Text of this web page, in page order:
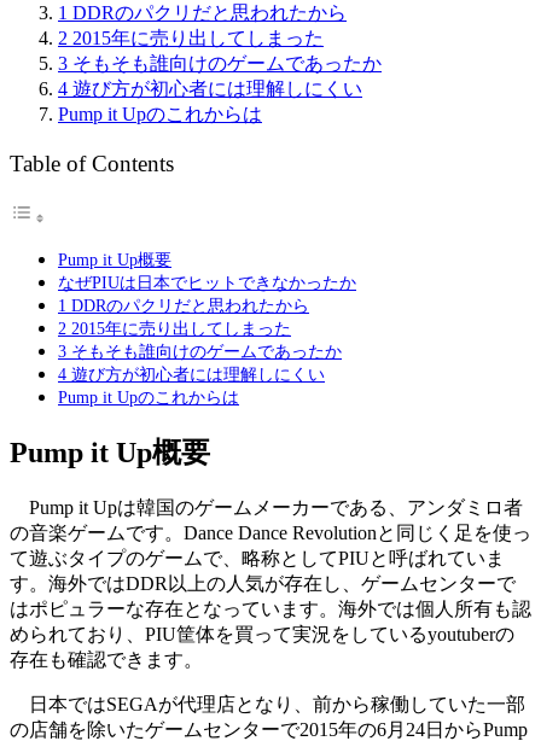
1 DDRのパクリだと思われたから
2 2015年に売り出してしまった
3 そもそも誰向けのゲームであったか
4 遊び方が初心者には理解しにくい
Pump it Upのこれからは
Table of Contents
Pump it Up概要
なぜPIUは日本でヒットできなかったか
1 DDRのパクリだと思われたから
2 2015年に売り出してしまった
3 そもそも誰向けのゲームであったか
4 遊び方が初心者には理解しにくい
Pump it Upのこれからは
Pump it Up概要
Pump it Upは韓国のゲームメーカーである、アンダミロ者
の音楽ゲームです。Dance Dance Revolutionと同じく足を使っ
て遊ぶタイプのゲームで、略称としてPIUと呼ばれていま
す。海外ではDDR以上の人気が存在し、ゲームセンターで
はポピュラーな存在となっています。海外では個人所有も認
められており、PIU筐体を買って実況をしているyoutuberの
存在も確認できます。
日本ではSEGAが代理店となり、前から稼働していた一部
の店舗を除いたゲームセンターで2015年の6月24日からPump